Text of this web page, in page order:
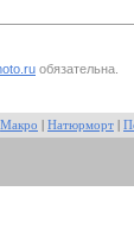
обязательна.
Макро Натюрморт